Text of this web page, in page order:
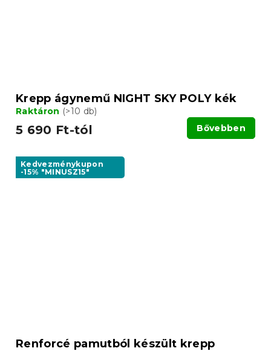
Krepp ágynemű NIGHT SKY POLY kék
Raktáron (>10 db)
5 690 Ft-tól Bővebben
Kedvezménykupon
-15% "MINUSZ15"
Renforcé pamutból készült krepp